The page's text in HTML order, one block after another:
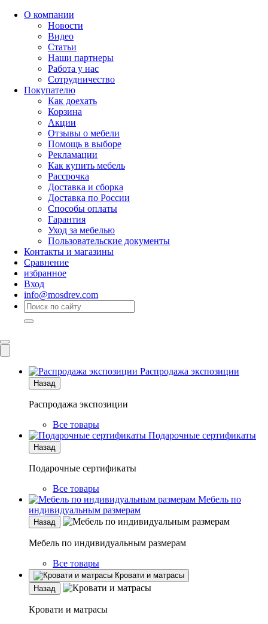
О компании
Новости
Видео
Статьи
Наши партнеры
Работа у нас
Сотрудничество
Покупателю
Как доехать
Корзина
Акции
Отзывы о мебели
Помощь в выборе
Рекламации
Как купить мебель
Рассрочка
Доставка и сборка
Доставка по России
Способы оплаты
Гарантия
Уход за мебелью
Пользовательские документы
Контакты и магазины
Сравнение
избранное
Вход
info@mosdrev.com
Распродажа экспозиции
Назад
Распродажа экспозиции
Все товары
Подарочные сертификаты
Назад
Подарочные сертификаты
Все товары
Мебель по
индивидуальным размерам
Назад
Мебель по индивидуальным размерам
Все товары
Кровати и матрасы
Назад
Кровати и матрасы